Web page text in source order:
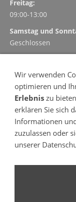
Freitag:
09:00-13:00
Samstag und
Geschlossen
Vereinbaren und
und kostenlos
- 24 Stunden am Tag
- 7 Tage in der
Termin vereinbaren
OFFENE
Begrenzte
Wir verwenden
optimieren und
Erlebnis zu
erklären Sie sich
Informationen
zuzulassen oder
unserer